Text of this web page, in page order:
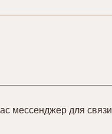
мессенджер для связи